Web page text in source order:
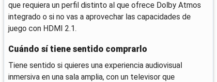
que requiera un perfil distinto al que ofrece Dolby Atmos
integrado o si no vas a aprovechar las capacidades de
juego con HDMI 2.1.
Cuándo sí tiene sentido comprarlo
Tiene sentido si quieres una experiencia audiovisual
inmersiva en una sala amplia, con un televisor que